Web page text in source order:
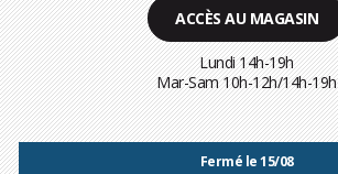
ACCÈS AU MAGASIN
Lundi 14h-19h
Mar-Sam 10h-12h/14h-19h
Fermé le 15/08